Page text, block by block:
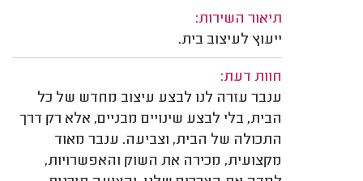
תיאור השירות:
ייעוץ לעיצוב בית.
חוות דעת:
ענבר עזרה לנו לבצע עיצוב מחדש של כל
הבית, בלי לבצע שינויים מבניים, אלא רק דרך
התכולה של הבית, וצביעה. ענבר מאוד
מקצועית, מכירה את השוק והאפשרויות,